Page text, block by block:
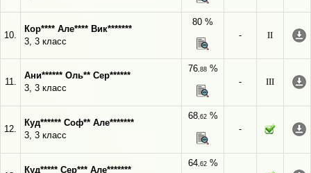
10.
Кор**** Але**** Вик*******
3, 3 класс
80 %
-
II
11.
Ани****** Оль** Сер******
3, 3 класс
76,88%
-
III
12.
Куд****** Соф** Але*******
3, 3 класс
68,62%
-
Куд***** Сер*** Але*******
64,62%